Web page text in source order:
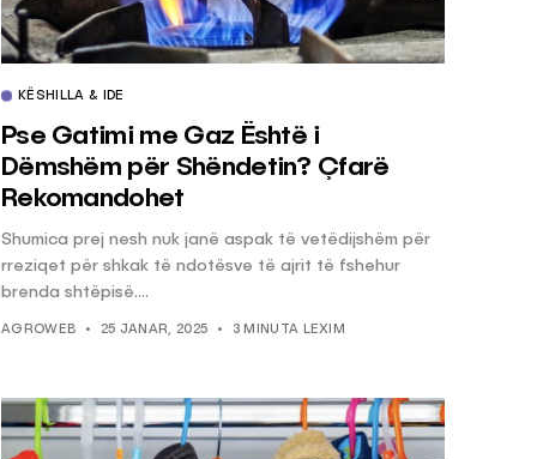
KËSHILLA & IDE
Pse Gatimi me Gaz Është i
Dëmshëm për Shëndetin? Çfarë
Rekomandohet
Shumica prej nesh nuk janë aspak të vetëdijshëm për
rreziqet për shkak të ndotësve të ajrit të fshehur
brenda shtëpisë....
AGROWEB 25 JANAR, 2025 3 MINUTA LEXIM